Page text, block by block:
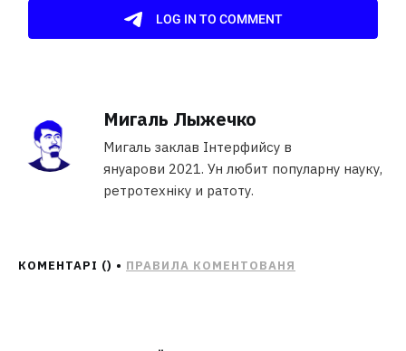
Мигаль Лыжечко
Мигаль заклав Інтерфийсу в
януарови 2021. Ун любит популарну науку,
ретротехніку и ратоту.
КОМЕНТАРІ () • ПРАВИЛА КОМЕНТОВАНЯ